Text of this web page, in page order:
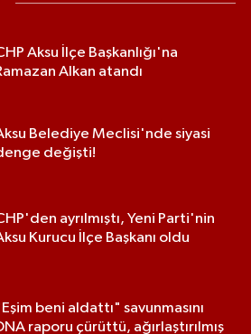
Aksu İlçe Başkanlığı'na
Alkan atandı
Belediye Meclisi'nde siyasi
değişti!
ayrılmıştı, Yeni Parti'nin
Kurucu İlçe Başkanı oldu
beni aldattı" savunmasını
raporu çürüttü, ağırlaştırılmış